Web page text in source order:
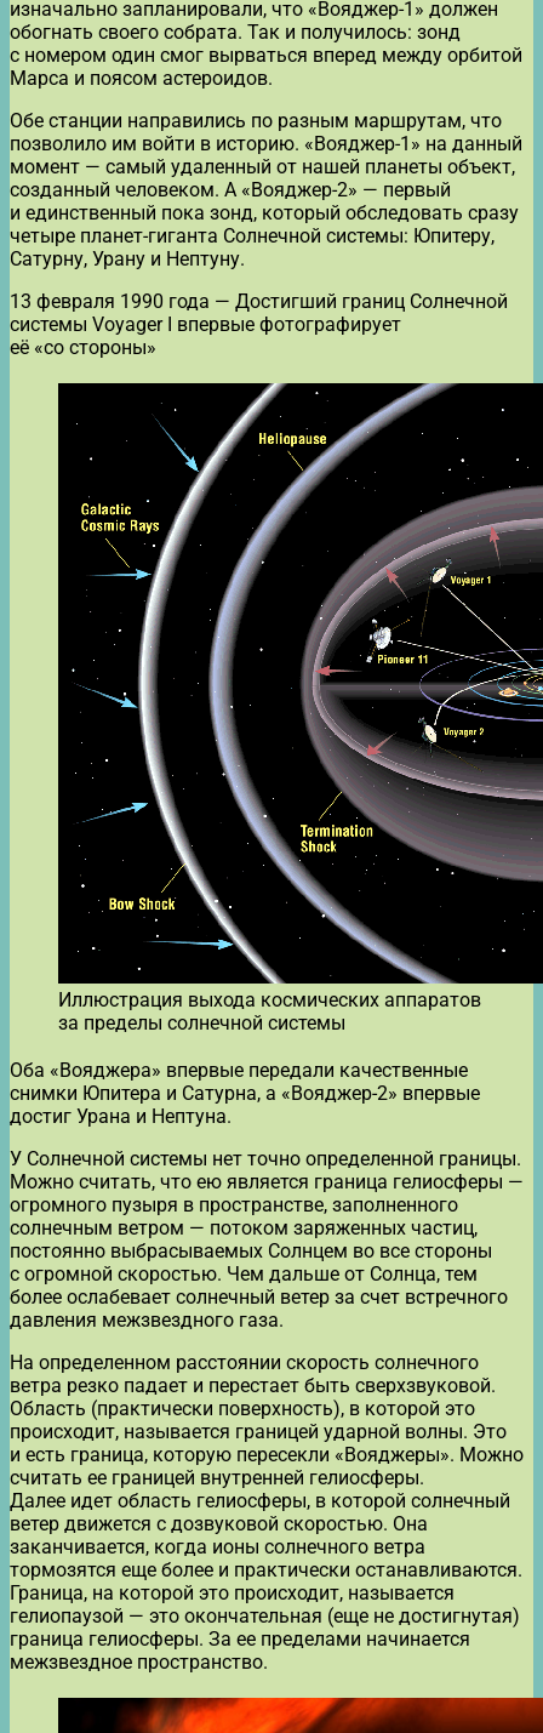
изначально запланировали, что «Вояджер-1» должен
обогнать своего собрата. Так и получилось: зонд
с номером один смог вырваться вперед между орбитой
Марса и поясом астероидов.
Обе станции направились по разным маршрутам, что
позволило им войти в историю. «Вояджер-1» на данный
момент — самый удаленный от нашей планеты объект,
созданный человеком. А «Вояджер-2» — первый
и единственный пока зонд, который обследовать сразу
четыре планет-гиганта Солнечной системы: Юпитеру,
Сатурну, Урану и Нептуну.
13 февраля 1990 года — Достигший границ Солнечной
системы Voyager I впервые фотографирует
её «со стороны»
Иллюстрация выхода космических аппаратов
за пределы солнечной системы
Оба «Вояджера» впервые передали качественные
снимки Юпитера и Сатурна, а «Вояджер-2» впервые
достиг Урана и Нептуна.
У Солнечной системы нет точно определенной границы.
Можно считать, что ею является граница гелиосферы —
огромного пузыря в пространстве, заполненного
солнечным ветром — потоком заряженных частиц,
постоянно выбрасываемых Солнцем во все стороны
с огромной скоростью. Чем дальше от Солнца, тем
более ослабевает солнечный ветер за счет встречного
давления межзвездного газа.
На определенном расстоянии скорость солнечного
ветра резко падает и перестает быть сверхзвуковой.
Область (практически поверхность), в которой это
происходит, называется границей ударной волны. Это
и есть граница, которую пересекли «Вояджеры». Можно
считать ее границей внутренней гелиосферы.
Далее идет область гелиосферы, в которой солнечный
ветер движется с дозвуковой скоростью. Она
заканчивается, когда ионы солнечного ветра
тормозятся еще более и практически останавливаются.
Граница, на которой это происходит, называется
гелиопаузой — это окончательная (еще не достигнутая)
граница гелиосферы. За ее пределами начинается
межзвездное пространство.